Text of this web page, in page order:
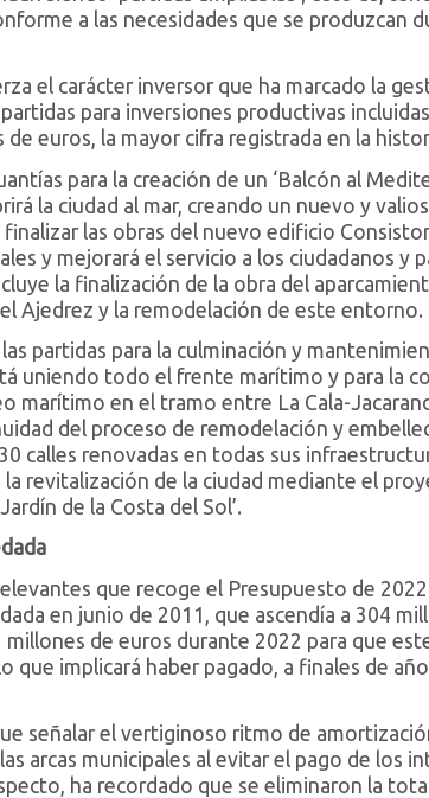
a las necesidades que se produzcan
el carácter inversor que ha marcado la
para inversiones productivas
de euros, la mayor cifra registrada en la
para la creación de un ‘Balcón al
la ciudad al mar, creando un nuevo y
las obras del nuevo edificio
y mejorará el servicio a los ciudadanos y
la finalización de la obra del
Ajedrez y la remodelación de este entorno.
partidas para la culminación y
uniendo todo el frente marítimo y para la
marítimo en el tramo entre La Cala-
del proceso de remodelación y
calles renovadas en todas sus
la revitalización de la ciudad mediante el
de la Costa del Sol’.
que recoge el Presupuesto de
en junio de 2011, que ascendía a 304
de euros durante 2022 para que
que implicará haber pagado, a finales de
señalar el vertiginoso ritmo de
arcas municipales al evitar el pago de los
ha recordado que se eliminaron la